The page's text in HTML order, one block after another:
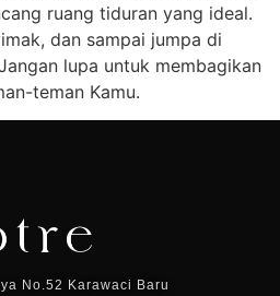
ruang tiduran yang ideal.
dan sampai jumpa di
lupa untuk membagikan
teman Kamu.
No.52 Karawaci Baru